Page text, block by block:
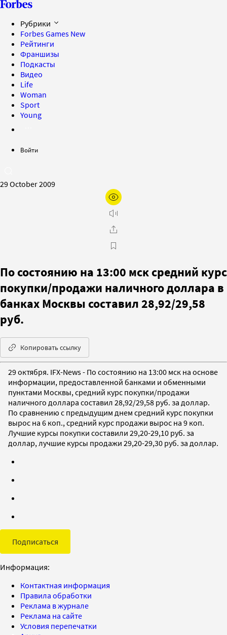
Рубрики
Forbes Games New
Рейтинги
Франшизы
Подкасты
Видео
Life
Woman
Sport
Young
Войти
29 October 2009
По состоянию на 13:00 мск средний курс
покупки/продажи наличного доллара в
банках Москвы составил 28,92/29,58
руб.
Копировать ссылку
29 октября. IFX-News - По состоянию на 13:00 мск на основе
информации, предоставленной банками и обменными
пунктами Москвы, средний курс покупки/продажи
наличного доллара составил 28,92/29,58 руб. за доллар.
По сравнению с предыдущим днем средний курс покупки
вырос на 6 коп., средний курс продажи вырос на 9 коп.
Лучшие курсы покупки составили 29,20-29,10 руб. за
доллар, лучшие курсы продажи 29,20-29,30 руб. за доллар.
Подписаться
Информация:
Контактная информация
Правила обработки
Реклама в журнале
Реклама на сайте
Условия перепечатки